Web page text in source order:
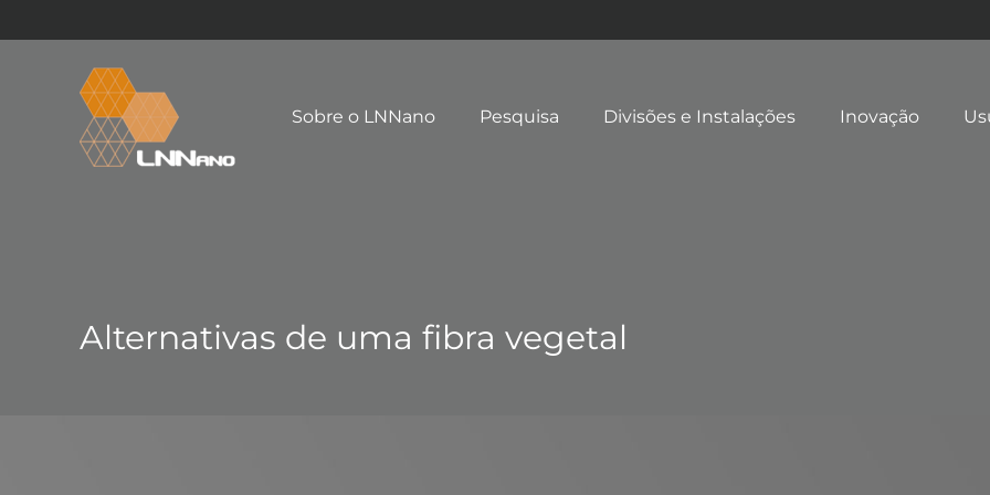
Sobre o LNNano Pesquisa Divisões e Instalações Inovação
Alternativas de uma fibra vegetal